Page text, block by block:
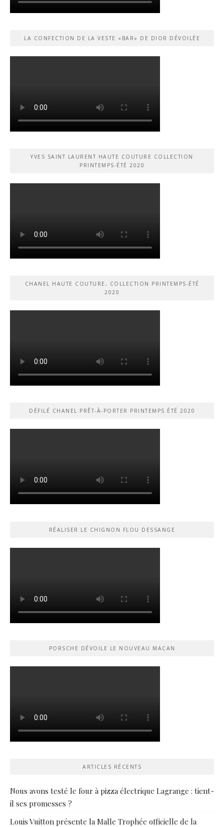
LA CONFECTION DE LA VESTE «BAR» DE DIOR DÉVOILÉE
YVES SAINT LAURENT HAUTE COUTURE COLLECTION
PRINTEMPS-ÉTÉ 2020
CHANEL HAUTE COUTURE, COLLECTION PRINTEMPS-ÉTÉ
2020
DÉFILÉ CHANEL PRÊT-À-PORTER PRINTEMPS ÉTÉ 2020
RÉALISER LE CHIGNON FLOU DESSANGE
PORSCHE DÉVOILE LE NOUVEAU MACAN
ARTICLES RÉCENTS
Nous avons testé le four à pizza électrique Lagrange : tient-
il ses promesses ?
Louis Vuitton présente la Malle Trophée officielle de la